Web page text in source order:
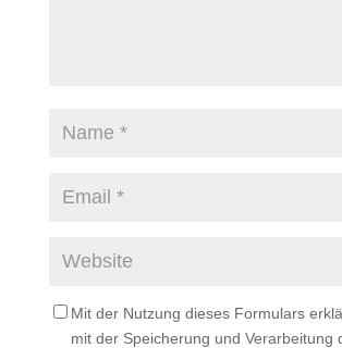
Mit der Nutzung dieses Formulars
mit der Speicherung und Verarbeitung